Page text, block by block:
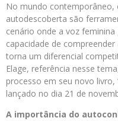
No mundo
autodescoberta são
cenário onde a voz
capacidade de
torna um diferencial
Elage, referência nesse
processo em seu novo livro,
lançado no dia 21 de
A importância do